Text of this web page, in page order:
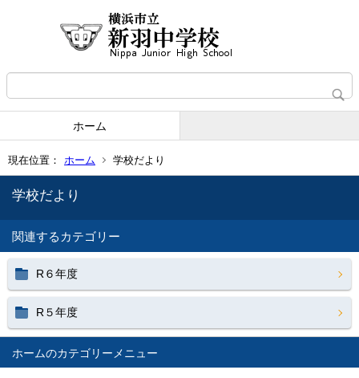
ホーム
現在位置： ホーム 学校だより
ホーム
学校だより
関連するカテゴリー
R６年度
R５年度